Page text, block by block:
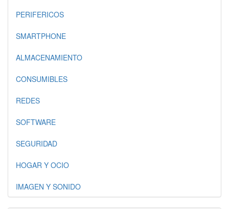
PERIFERICOS
SMARTPHONE
ALMACENAMIENTO
CONSUMIBLES
REDES
SOFTWARE
SEGURIDAD
HOGAR Y OCIO
IMAGEN Y SONIDO